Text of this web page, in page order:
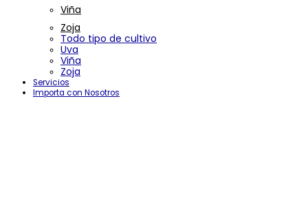
Viña
Zoja
Todo tipo de cultivo
Uva
Viña
Zoja
Servicios
Importa con Nosotros